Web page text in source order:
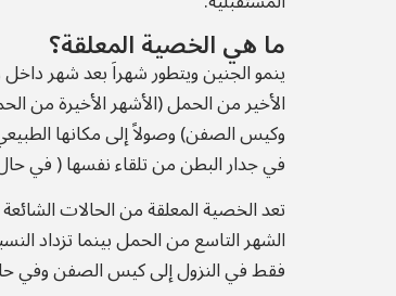
ما هي الخصية المعلقة؟
ينمو الجنين ويتطور شهراَ بعد شهر
الأخير من الحمل (الأشهر الأخيرة من
وكيس الصفن) وصولاً إلى مكانها
في جدار البطن من تلقاء نفسها ( في حال
تعدالخصية
فقط في النزول إلى كيس الصفن وفي حالات قليلة 10% فقط